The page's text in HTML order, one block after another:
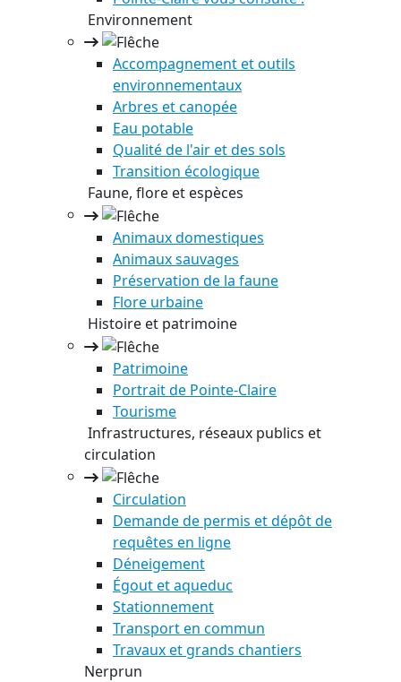
Environnement
Accompagnement et outils
environnementaux
Arbres et canopée
Eau potable
Qualité de l'air et des sols
Transition écologique
Faune, flore et espèces
Animaux domestiques
Animaux sauvages
Préservation de la faune
Flore urbaine
Histoire et patrimoine
Patrimoine
Portrait de Pointe-Claire
Tourisme
Infrastructures, réseaux publics et
circulation
Circulation
Demande de permis et dépôt de
requêtes en ligne
Déneigement
Égout et aqueduc
Stationnement
Transport en commun
Travaux et grands chantiers
Nerprun